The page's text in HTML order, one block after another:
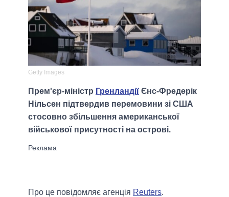
Getty Images
Прем'єр-міністр Гренландії Єнс-Фредерік
Нільсен підтвердив перемовини зі США
стосовно збільшення американської
військової присутності на острові.
Про це повідомляє агенція Reuters.